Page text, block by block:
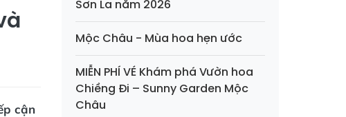
cận
Sơn La năm 2026
Mộc Châu - Mùa hoa hẹn ước
MIỄN PHÍ VÉ Khám phá Vườn hoa
Chiềng Đi – Sunny Garden Mộc
Châu